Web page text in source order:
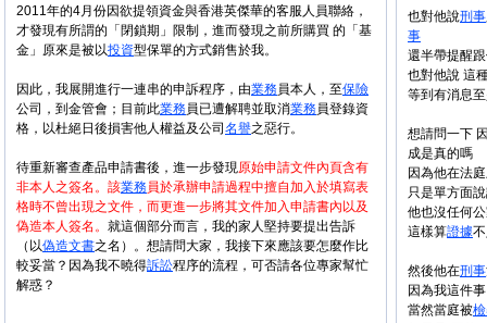
也對他說刑事
事
還半帶提醒
也對他說 這
等到有消息
想請問一下
成是真的嗎
因為他在法
只是單方面
他也沒任何
這樣算證據
然後他在刑事
因為我這件
當然當庭被
2011年的4月份因欲提領資金與香港英傑華的客服人員聯絡，
才發現有所謂的「閉鎖期」限制，進而發現之前所購買 的「基
金」原來是被以投資型保單的方式銷售於我。
因此，我展開進行一連串的申訴程序，由業務員本人，至保險
公司，到金管會；目前此業務員已遭解聘並取消業務員登錄資
格，以杜絕日後損害他人權益及公司 名譽之惡行。
待重新審查產品申請書後，進一步發現原始申請文件內頁含有
非本人之簽名。該業務員於承辦申請過程中擅自加入於填寫表
格時不曾出現之文件，而更進一步將其文件加入申請書內以及
偽造本人簽名。 就這個部分而言，我的家人堅持要提出告訴
（以偽造文書之名）。想請問大家，我接下來應該要怎麼作比
較妥當？因為我不曉得訴訟程序的流程，可否請各位專家幫忙
解惑？